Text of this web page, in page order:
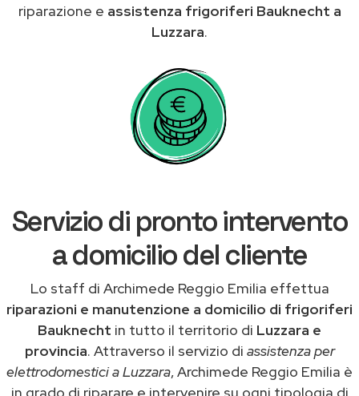
riparazione e assistenza frigoriferi Bauknecht a
Luzzara.
Servizio di pronto intervento
a domicilio del cliente
Lo staff di Archimede Reggio Emilia effettua
riparazioni e manutenzione a domicilio di frigoriferi
Bauknecht in tutto il territorio di Luzzara e
provincia. Attraverso il servizio di assistenza per
elettrodomestici a Luzzara, Archimede Reggio Emilia è
in grado di riparare e intervenire su ogni tipologia di